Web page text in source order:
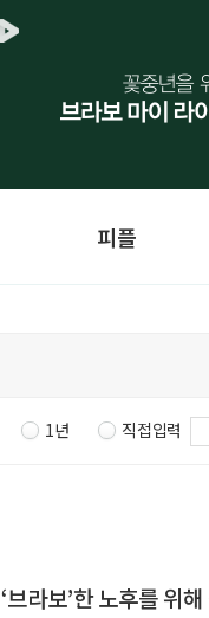
피플
1년 직접입력
‘브라보’한 노후를 위